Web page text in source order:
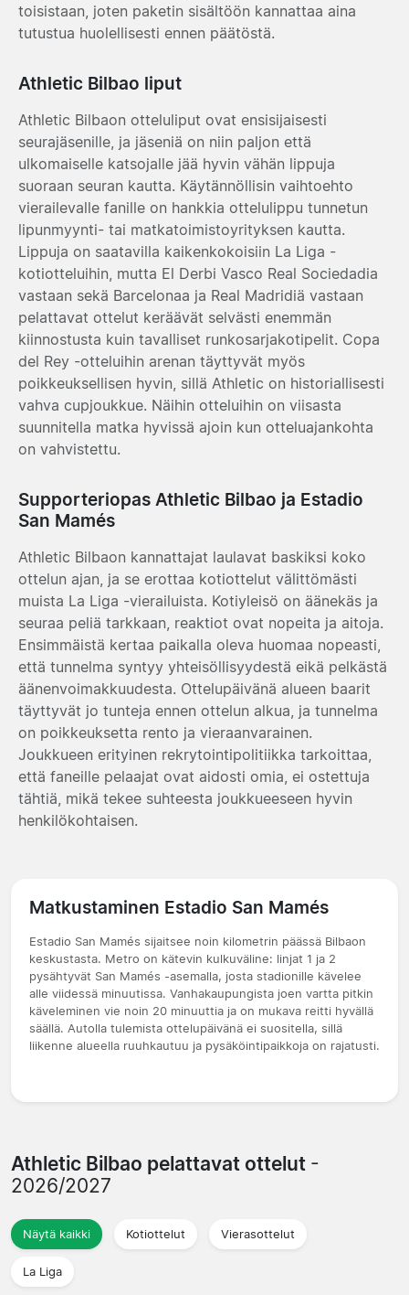
toisistaan, joten paketin sisältöön kannattaa aina
tutustua huolellisesti ennen päätöstä.
Athletic Bilbao liput
Athletic Bilbaon otteluliput ovat ensisijaisesti
seurajäsenille, ja jäseniä on niin paljon että
ulkomaiselle katsojalle jää hyvin vähän lippuja
suoraan seuran kautta. Käytännöllisin vaihtoehto
vierailevalle fanille on hankkia ottelulippu tunnetun
lipunmyynti- tai matkatoimistoyrityksen kautta.
Lippuja on saatavilla kaikenkokoisiin La Liga -
kotiotteluihin, mutta El Derbi Vasco Real Sociedadia
vastaan sekä Barcelonaa ja Real Madridiä vastaan
pelattavat ottelut keräävät selvästi enemmän
kiinnostusta kuin tavalliset runkosarjakotipelit. Copa
del Rey -otteluihin arenan täyttyvät myös
poikkeuksellisen hyvin, sillä Athletic on historiallisesti
vahva cupjoukkue. Näihin otteluihin on viisasta
suunnitella matka hyvissä ajoin kun otteluajankohta
on vahvistettu.
Supporteriopas Athletic Bilbao ja Estadio
San Mamés
Athletic Bilbaon kannattajat laulavat baskiksi koko
ottelun ajan, ja se erottaa kotiottelut välittömästi
muista La Liga -vierailuista. Kotiyleisö on äänekäs ja
seuraa peliä tarkkaan, reaktiot ovat nopeita ja aitoja.
Ensimmäistä kertaa paikalla oleva huomaa nopeasti,
että tunnelma syntyy yhteisöllisyydestä eikä pelkästä
äänenvoimakkuudesta. Ottelupäivänä alueen baarit
täyttyvät jo tunteja ennen ottelun alkua, ja tunnelma
on poikkeuksetta rento ja vieraanvarainen.
Joukkueen erityinen rekrytointipolitiikka tarkoittaa,
että faneille pelaajat ovat aidosti omia, ei ostettuja
tähtiä, mikä tekee suhteesta joukkueeseen hyvin
henkilökohtaisen.
Matkustaminen Estadio San Mamés
Estadio San Mamés sijaitsee noin kilometrin päässä Bilbaon
keskustasta. Metro on kätevin kulkuväline: linjat 1 ja 2
pysähtyvät San Mamés -asemalla, josta stadionille kävelee
alle viidessä minuutissa. Vanhakaupungista joen vartta pitkin
käveleminen vie noin 20 minuuttia ja on mukava reitti hyvällä
säällä. Autolla tulemista ottelupäivänä ei suositella, sillä
liikenne alueella ruuhkautuu ja pysäköintipaikkoja on rajatusti.
Athletic Bilbao pelattavat ottelut -
2026/2027
Näytä kaikki Kotiottelut Vierasottelut
La Liga